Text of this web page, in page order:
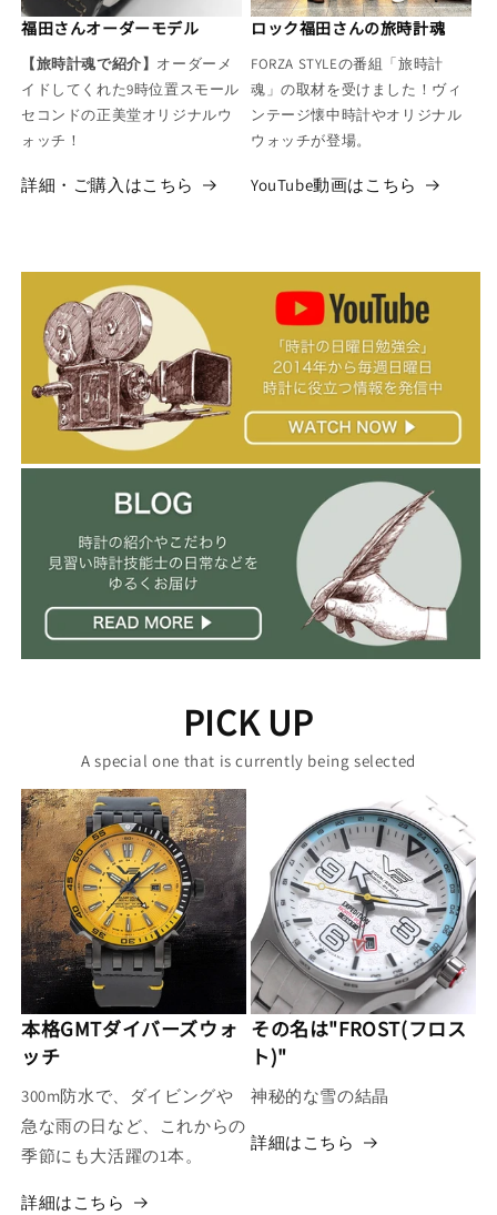
福田さんオーダーモデル
【旅時計魂で紹介】 オーダーメ
イドしてくれた9時位置スモール
セコンドの正美堂オリジナルウ
ォッチ！
詳細・ご購入はこちら
ロック福田さんの旅時計魂
FORZA STYLEの番組「旅時計
魂」の取材を受けました！ヴィ
ンテージ懐中時計やオリジナル
ウォッチが登場。
YouTube動画はこちら
PICK UP
A special one that is currently being selected
本格GMTダイバーズウォ
ッチ
300m防水で、ダイビングや
急な雨の日など、これからの
季節にも大活躍の1本。
詳細はこちら
その名は"FROST(フロス
ト)"
神秘的な雪の結晶
詳細はこちら